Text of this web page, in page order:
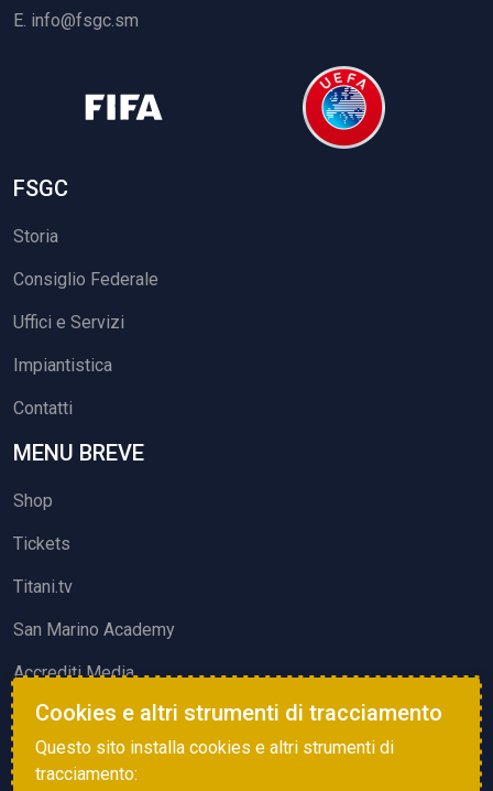
E. info@fsgc.sm
FSGC
Storia
Consiglio Federale
Uffici e Servizi
Impiantistica
Contatti
MENU BREVE
Shop
Tickets
Titani.tv
San Marino Academy
Accrediti Media
ATTIVITÀ ED EVENTI
Squadre di Calcio
Cookies e altri strumenti di tracciamento
Questo sito installa cookies e altri strumenti di
tracciamento: